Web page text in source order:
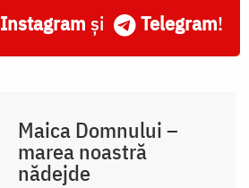
Instagram și Telegram!
Maica Domnului –
marea noastră
nădejde